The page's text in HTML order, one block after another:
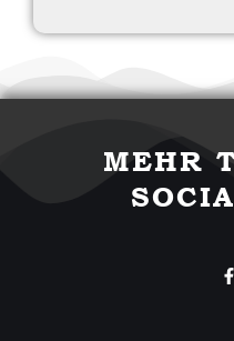
MEHR
F
a